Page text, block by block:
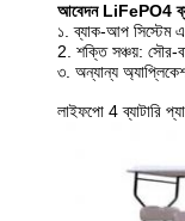
আবেদন LiFePO4
১. ব্যাক-আপ সিস্টেম
2. শক্তি সঞ্চয়: সৌর-
৩. অন্যান্য
লাইফপো 4 ব্যাটারি